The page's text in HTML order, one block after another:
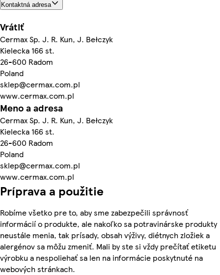
Kontaktná adresa
Vrátiť
Cermax Sp. J. R. Kun, J. Bełczyk
Kielecka 166 st.
26-600 Radom
Poland
sklep@cermax.com.pl
www.cermax.com.pl
Meno a adresa
Cermax Sp. J. R. Kun, J. Bełczyk
Kielecka 166 st.
26-600 Radom
Poland
sklep@cermax.com.pl
www.cermax.com.pl
Príprava a použitie
Robíme všetko pre to, aby sme zabezpečili správnosť
informácií o produkte, ale nakoľko sa potravinárske produkty
neustále menia, tak prísady, obsah výživy, diétnych zložiek a
alergénov sa môžu zmeniť. Mali by ste si vždy prečítať etiketu
výrobku a nespoliehať sa len na informácie poskytnuté na
webových stránkach.